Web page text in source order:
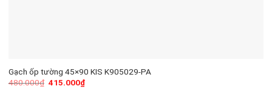
Gạch ốp tường 45×90 KIS K905029-PA
480.000₫ 415.000₫